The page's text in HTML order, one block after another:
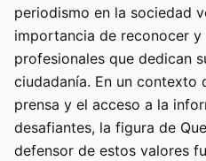
periodismo en la sociedad
importancia de reconocer
profesionales que dedican
ciudadanía. En un contexto
prensa y el acceso a la
desafiantes, la figura de
defensor de estos valores